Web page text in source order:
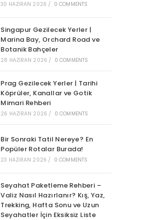
30 HAZIRAN 2026 / 0 COMMENTS
Singapur Gezilecek Yerler |
Marina Bay, Orchard Road ve
Botanik Bahçeler
28 HAZIRAN 2026 / 0 COMMENTS
Prag Gezilecek Yerler | Tarihi
Köprüler, Kanallar ve Gotik
Mimari Rehberi
26 HAZIRAN 2026 / 0 COMMENTS
Bir Sonraki Tatil Nereye? En
Popüler Rotalar Burada!
23 HAZIRAN 2026 / 0 COMMENTS
Seyahat Paketleme Rehberi –
Valiz Nasıl Hazırlanır? Kış, Yaz,
Trekking, Hafta Sonu ve Uzun
Seyahatler İçin Eksiksiz Liste